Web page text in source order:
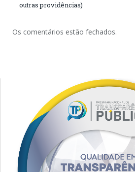
outras providências)
Os comentários estão fechados.